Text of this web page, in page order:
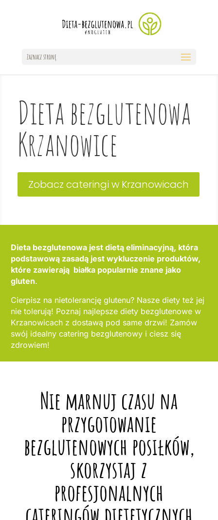
Zaznacz stronę
Dieta bezglutenowa
Krzanowice
Zobacz cateringi w Krzanowicach
Dieta bezglutenowa jest dietą eliminacyjną, która
podstawową zasadą jest wykluczenie produktów,
które zawierają białka popularnie znane jako
gluten.
Cierpisz na nietolerancję glutenu? Nasze diety też jej
nie tolerują! Poznaj najlepsze diety bezglutenowe w
Krzanowicach z dostawą pod same drzwi! Zamów
swój idealny catering bezglutenowy i ciesz się
zdrowiem!
Nie marnuj czasu na
przygotowanie
bezglutenowych posiłków,
skorzystaj z
profesjonalnych